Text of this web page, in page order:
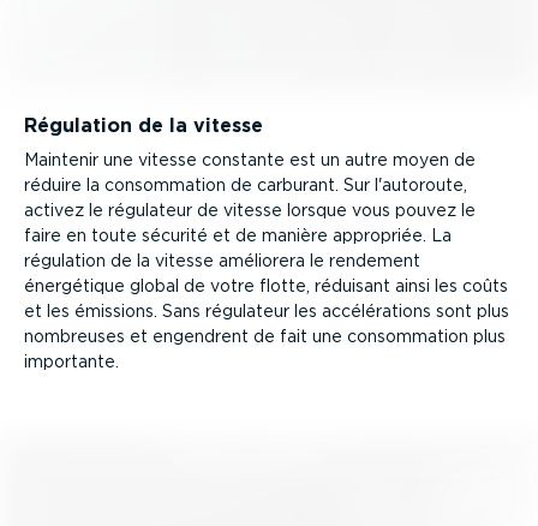
Régulation de la vitesse
Maintenir une vitesse constante est un autre moyen de
réduire la consom­mation de carburant. Sur l'autoroute,
activez le régulateur de vitesse lorsque vous pouvez le
faire en toute sécurité et de manière appropriée. La
régulation de la vitesse améliorera le rendement
énergétique global de votre flotte, réduisant ainsi les coûts
et les émissions. Sans régulateur les accélé­ra­tions sont plus
nombreuses et engendrent de fait une consom­mation plus
importante.